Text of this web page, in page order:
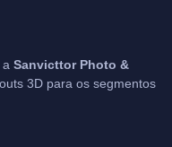
Sanvicttor Photo &
3D para os segmentos